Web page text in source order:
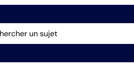
un sujet